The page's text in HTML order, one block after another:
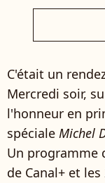
C'était un
Mercredi soir,
l'honneur en
spéciale Michel
Un programme
de Canal+ et